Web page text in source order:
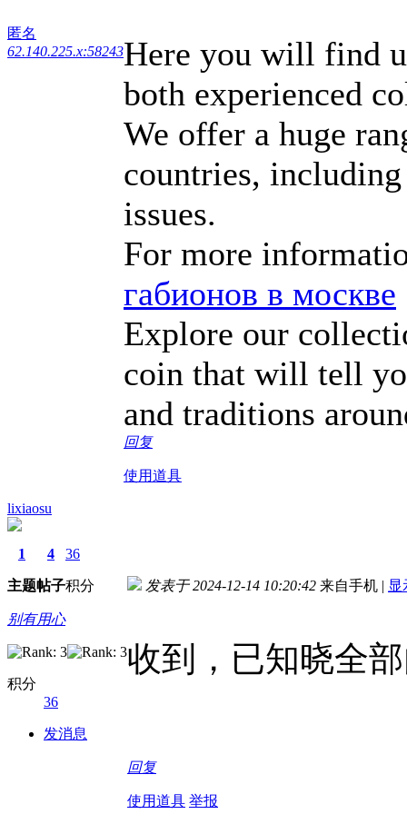
匿名
62.140.225.x:58243Here you will find
both experienced
We offer a huge
countries,
issues.
For more
габионов в москве
Explore our
coin that will tell
and traditions
回复
使用道具
lixiaosu
1
主题
4
帖子
36
积分
别有用心
积分
36
发消息
发表于 2024-12-14 10:20:42 来自手机 | 显
收到，已知晓全
回复
使用道具 举报